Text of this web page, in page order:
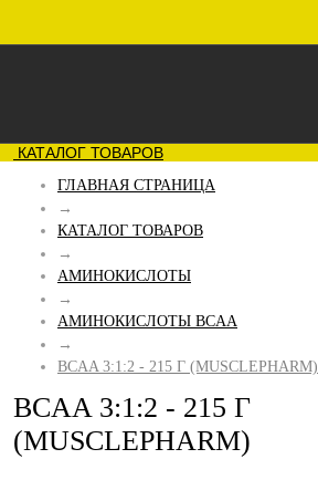
КАТАЛОГ ТОВАРОВ
ГЛАВНАЯ СТРАНИЦА
→
КАТАЛОГ ТОВАРОВ
→
АМИНОКИСЛОТЫ
→
АМИНОКИСЛОТЫ BCAA
→
BCAA 3:1:2 - 215 Г (MUSCLEPHARM)
BCAA 3:1:2 - 215 Г
(MUSCLEPHARM)